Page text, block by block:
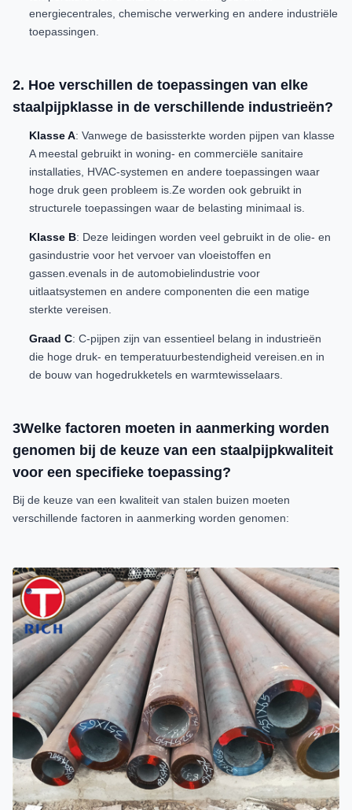
energiecentrales, chemische verwerking en andere industriële
toepassingen.
2. Hoe verschillen de toepassingen van elke
staalpijpklasse in de verschillende industrieën?
Klasse A: Vanwege de basissterkte worden pijpen van klasse
A meestal gebruikt in woning- en commerciële sanitaire
installaties, HVAC-systemen en andere toepassingen waar
hoge druk geen probleem is.Ze worden ook gebruikt in
structurele toepassingen waar de belasting minimaal is.
Klasse B: Deze leidingen worden veel gebruikt in de olie- en
gasindustrie voor het vervoer van vloeistoffen en
gassen.evenals in de automobielindustrie voor
uitlaatsystemen en andere componenten die een matige
sterkte vereisen.
Graad C: C-pijpen zijn van essentieel belang in industrieën
die hoge druk- en temperatuurbestendigheid vereisen.en in
de bouw van hogedrukketels en warmtewisselaars.
3Welke factoren moeten in aanmerking worden
genomen bij de keuze van een staalpijpkwaliteit
voor een specifieke toepassing?
Bij de keuze van een kwaliteit van stalen buizen moeten
verschillende factoren in aanmerking worden genomen: